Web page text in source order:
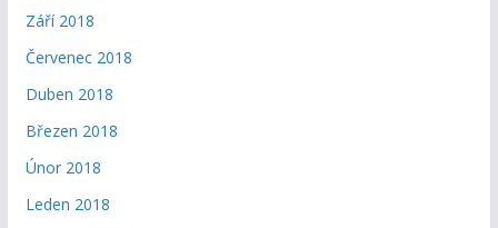
Září 2018
Červenec 2018
Duben 2018
Březen 2018
Únor 2018
Leden 2018